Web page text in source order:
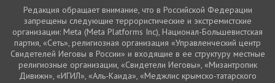
Редакция обращает внимание, что в Российской Федерации
запрещены следующие террористические и экстремистские
организации: Meta (Meta Platforms Inc), Национал-Большевистская
партия, «Сеть», религиозная организация «Управленческий центр
Свидетелей Иеговы в России» и входящие в ее структуру местные
религиозные организации, «Свидетели Иеговы», «Мизантропик
Дивижн», «ИГИЛ», «Аль-Каида», «Меджлис крымско-татарского